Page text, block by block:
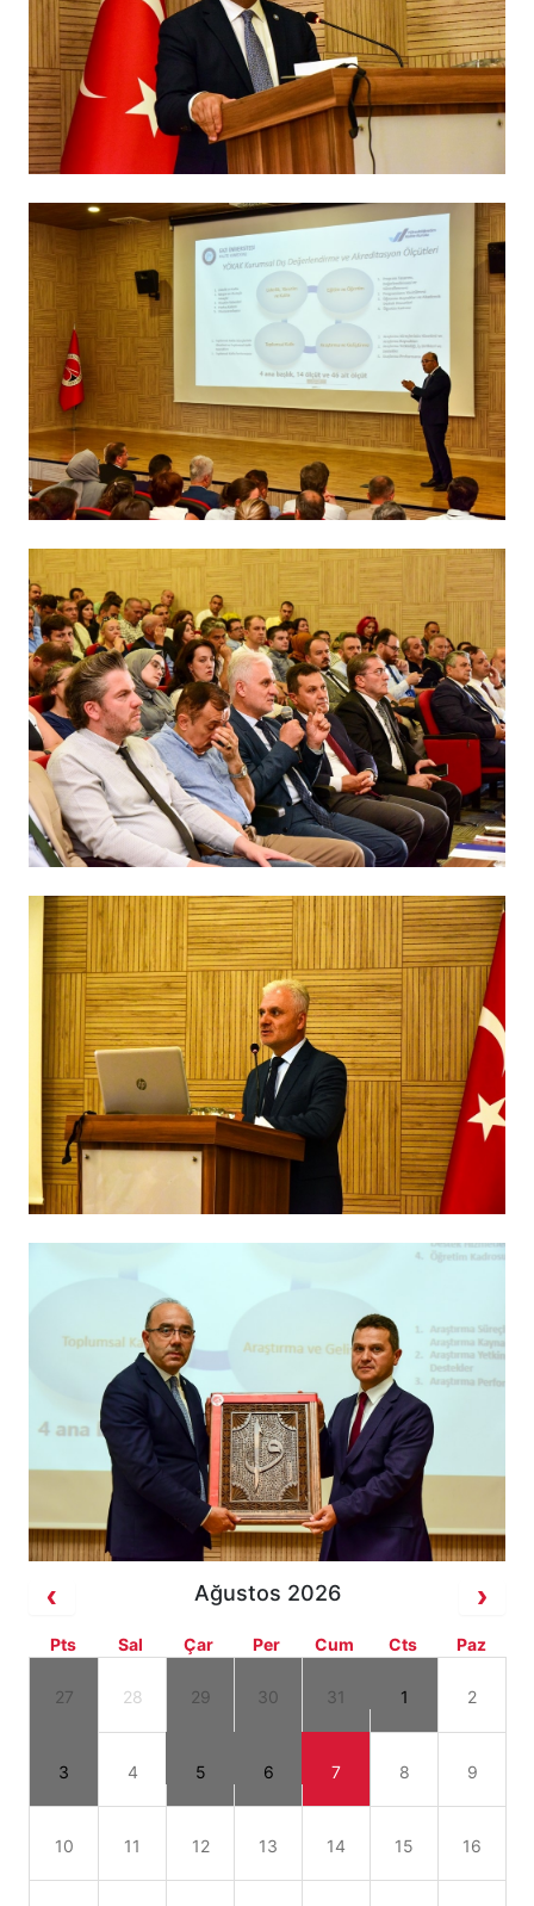
Ağustos 2026
Pts Sal Çar Per Cum Cts Paz
27 28 29 30 31 1 2
3 4 5 6 7 8 9
10 11 12 13 14 15 16